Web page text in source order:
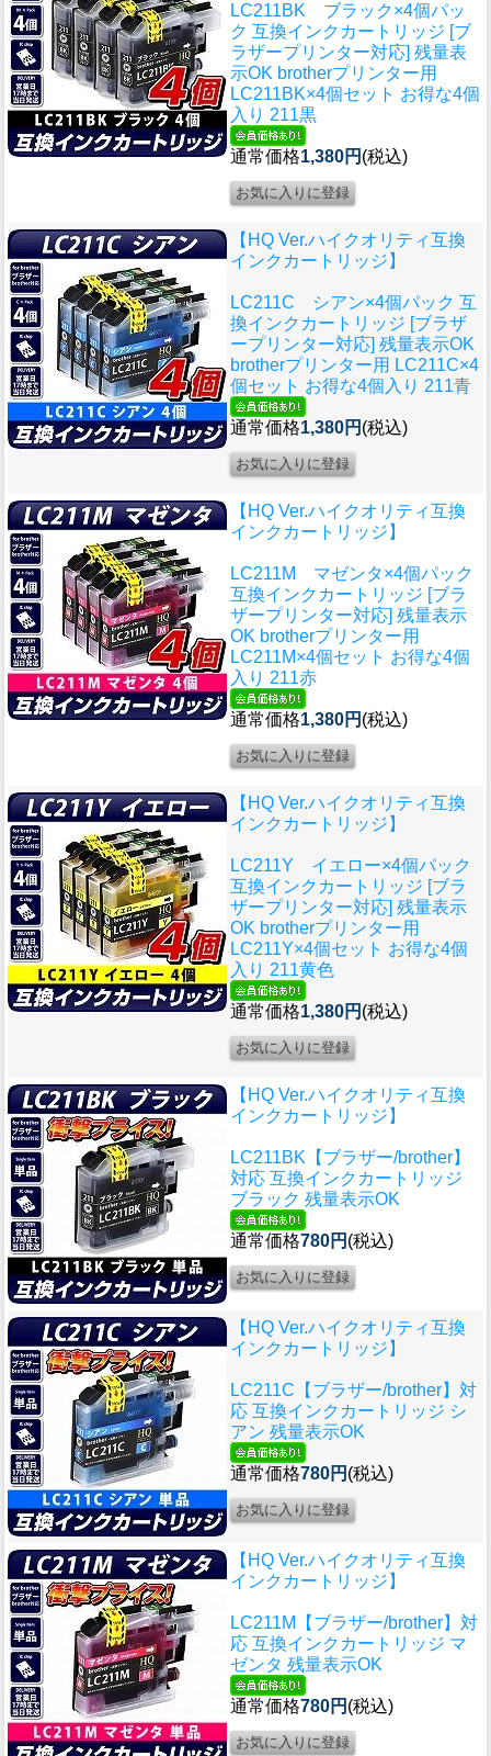
LC211BK ブラック×4個パッ
ク 互換インクカートリッジ [ブ
ラザープリンター対応] 残量表
示OK brotherプリンター用
LC211BK×4個セット お得な4個
入り 211黒
通常価格1,380円 (税込)
【HQ Ver.ハイクオリティ互換
インクカートリッジ】
LC211C シアン×4個パック 互
換インクカートリッジ [ブラザ
ープリンター対応] 残量表示OK
brotherプリンター用 LC211C×4
個セット お得な4個入り 211青
通常価格1,380円 (税込)
【HQ Ver.ハイクオリティ互換
インクカートリッジ】
LC211M マゼンタ×4個パック
互換インクカートリッジ [ブラ
ザープリンター対応] 残量表示
OK brotherプリンター用
LC211M×4個セット お得な4個
入り 211赤
通常価格1,380円 (税込)
【HQ Ver.ハイクオリティ互換
インクカートリッジ】
LC211Y イエロー×4個パック
互換インクカートリッジ [ブラ
ザープリンター対応] 残量表示
OK brotherプリンター用
LC211Y×4個セット お得な4個
入り 211黄色
通常価格1,380円 (税込)
【HQ Ver.ハイクオリティ互換
インクカートリッジ】
LC211BK【ブラザー/brother】
対応 互換インクカートリッジ
ブラック 残量表示OK
通常価格780円 (税込)
【HQ Ver.ハイクオリティ互換
インクカートリッジ】
LC211C【ブラザー/brother】対
応 互換インクカートリッジ シ
アン 残量表示OK
通常価格780円 (税込)
【HQ Ver.ハイクオリティ互換
インクカートリッジ】
LC211M【ブラザー/brother】対
応 互換インクカートリッジ マ
ゼンタ 残量表示OK
通常価格780円 (税込)